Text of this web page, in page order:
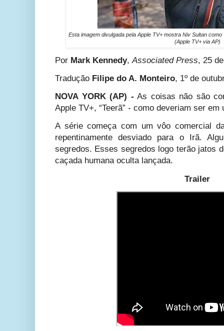
Esta imagem divulgada pela Apple TV+ mostra Niv Sultan
(Apple TV+ via AP)
Por Mark Kennedy,Associated Press, 25
Tradução Filipe do A. Monteiro, 1º de
NOVA YORK (AP) - As coisas não são
Apple TV+, “Teerã” - como deveriam ser em
A série começa com um vôo comercial
repentinamente desviado para o Irã.
segredos. Esses segredos logo terão jatos
caçada humana oculta lançada.
Trailer